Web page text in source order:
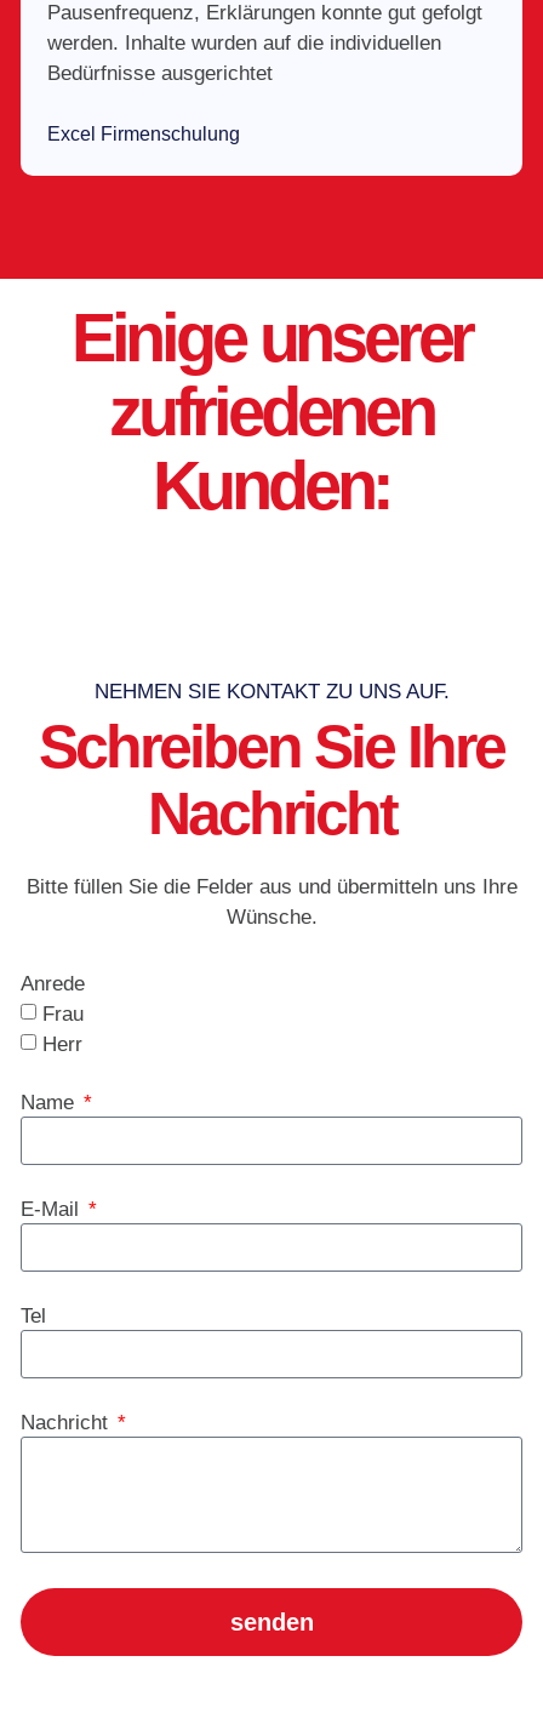
Pausenfrequenz, Erklärungen konnte gut gefolgt
werden. Inhalte wurden auf die individuellen
Bedürfnisse ausgerichtet
Excel Firmenschulung
Einigeunserer
zufriedenen
Kunden:
NEHMEN SIE KONTAKT ZU UNS AUF.
Schreiben Sie Ihre
Nachricht
Bitte füllen Sie die Felder aus und übermitteln uns Ihre
Wünsche.
Anrede
Frau
Herr
Name
E-Mail
Tel
Nachricht
senden